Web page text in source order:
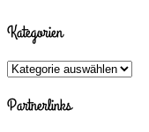
Kategorien
Kategorien
Partnerlinks